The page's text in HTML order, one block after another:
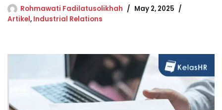
Rohmawati Fadilatusolikhah
May 2, 2025
Artikel, Industrial Relations